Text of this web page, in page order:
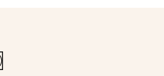
eller för hand
tvättvätskor än perkloretylen
i låg temperatur